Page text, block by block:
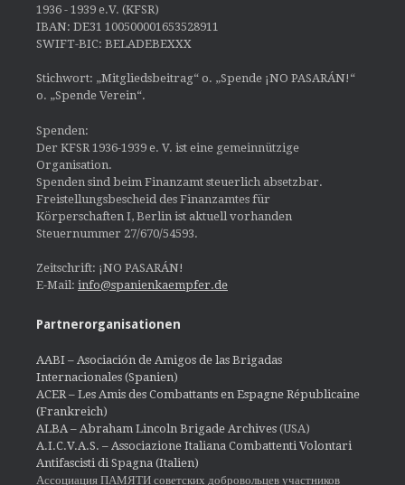
1936 - 1939 e.V. (KFSR)
IBAN: DE31 100500001653528911
SWIFT-BIC: BELADEBEXXX
Stichwort: „Mitgliedsbeitrag“ o. „Spende ¡NO PASARÁN!“
o. „Spende Verein“.
Spenden:
Der KFSR 1936-1939 e. V. ist eine gemeinnützige
Organisation.
Spenden sind beim Finanzamt steuerlich absetzbar.
Freistellungsbescheid des Finanzamtes für
Körperschaften I, Berlin ist aktuell vorhanden
Steuernummer 27/670/54593.
Zeitschrift: ¡NO PASARÁN!
E-Mail: info@spanienkaempfer.de
Partnerorganisationen
AABI – Asociación de Amigos de las Brigadas
Internacionales (Spanien)
ACER – Les Amis des Combattants en Espagne Républicaine
(Frankreich)
ALBA – Abraham Lincoln Brigade Archives (USA)
A.I.C.V.A.S. – Associazione Italiana Combattenti Volontari
Antifascisti di Spagna (Italien)
Ассоциация ПАМЯТИ советских добровольцев участников